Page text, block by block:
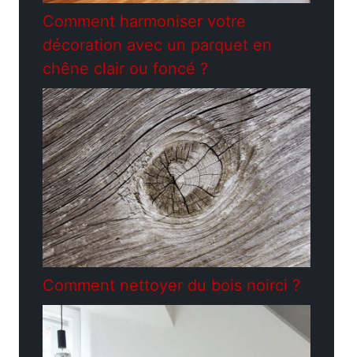
Comment harmoniser votre
décoration avec un parquet en
chêne clair ou foncé ?
Comment nettoyer du bois noirci ?